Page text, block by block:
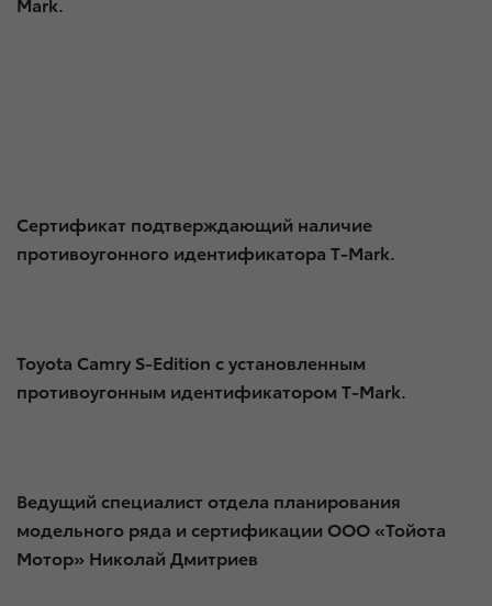
Сертификат подтверждающий наличие
противоугонного идентификатора T-Mark.
Toyota Camry S-Edition с установленным
противоугонным идентификатором T-Mark.
Ведущий специалист отдела планирования
модельного ряда и сертификации ООО «Тойота
Мотор» Николай Дмитриев